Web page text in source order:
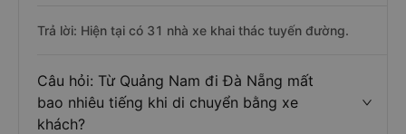
Trả lời: Hiện tại có 31 nhà xe khai thác tuyến đường.
Câu hỏi: Từ Quảng Nam đi Đà Nẵng mất
bao nhiêu tiếng khi di chuyển bằng xe
khách?